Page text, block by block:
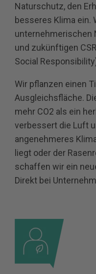
Naturschutz, den
besseres Klima ein.
unternehmerischen
und zukünftigen
Social
Wir pflanzen einen
Ausgleichsfläche.
mehr CO2 als ein
verbessert die Luft
angenehmeres
liegt oder der
schaffen wir ein
Direkt bei